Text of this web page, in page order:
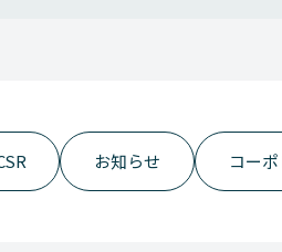
お知らせ コー